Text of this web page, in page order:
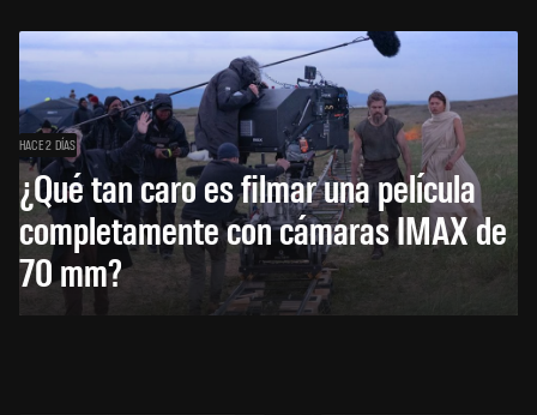
HACE 2 DÍAS
¿Qué tan caro es filmar una película
completamente con cámaras IMAX de
70 mm?